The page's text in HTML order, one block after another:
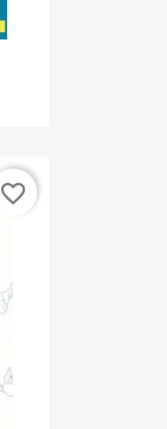
favorite_border